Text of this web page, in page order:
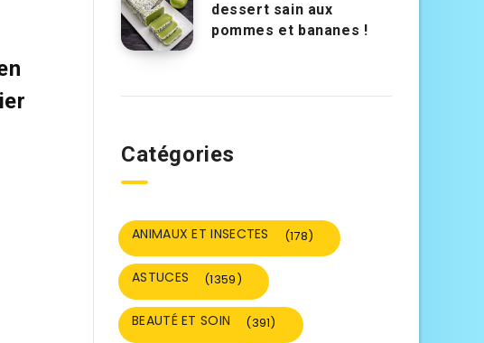
dessert sain aux
pommes et bananes !
Catégories
ANIMAUX ET INSECTES (178)
ASTUCES (1359)
BEAUTÉ ET SOIN (391)